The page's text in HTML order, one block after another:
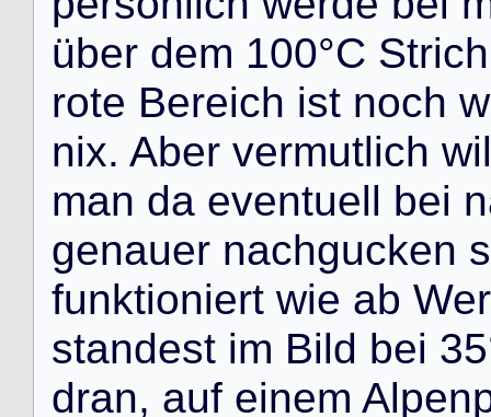
über dem 100°C Strich
rote Bereich ist noch w
nix. Aber vermutlich wil
man da eventuell bei n
genauer nachgucken s
funktioniert wie ab Wer
standest im Bild bei 35
dran, auf einem Alpen